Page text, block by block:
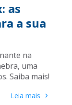
as
a sua
na
uma
Saiba mais!
Leia mais ›